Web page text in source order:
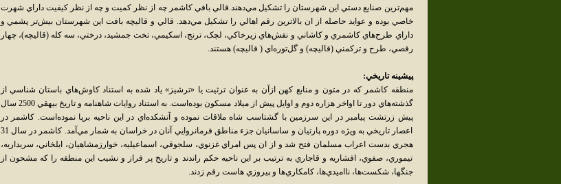
مهم‌ترين صنايع دستي اين شهرستان را تشکيل مي‌دهند.قالي بافي کاشمر چه از نظر کميت و چه از نظر کيفيت داراي شهرت
خاصي بوده و عوايد حاصله از ان بالاترين رقم اهالي را تشکيل مي‌دهد. قالي و قاليچه بافت اين شهرستان بيش‌تر پشمي و
داراي طرح‌هاي کاشمري و کاشاني و نقش‌هاي زيرخاکي، لچک، ترنج، اسکيمي، تخت جمشيد، درختي، سه کله (قاليچه)، چهار
رقصي، طرح و ترکمني (قاليچه) و گل‌توره‌اي ( قاليچه) هستند.
پيشينه تاريخي:
منطقه کاشمر که در متون و منابع کهن ازآن به عنوان ترثيت يا «ترشيز» ياد شده به استناد کاوش‌هاي باستان شناسي از
گذشته‌هاي دور تا اواخر هزاره دوم و اوايل پيش از ميلاد مسکون بوده‌است. به استناد روايات شاهنامه و تاريخ بيهقي 2500 سال
پيش زرتشت پيامبر در اين سرزمين با گشتاسب شاه ملاقات نموده و آتشکده‌اي در اين ناحيه برپا نموده‌است. کاشمر در
اعصار تاريخي به ويژه دوره پارتيان و ساسانيان جزء مناطق فرمانروايي آنان در خراسان به شمار مي‌آمد. کاشمر در سال 31
هجري بدست اعراب مسلمان فتح شد و از ان پس امراي غزنوي، سلجوقي، اسماعيليه، خوارزمشاهيان، ايلخاني، سربداريه،
تيموري، صفوي، افشاريه و قاجاري به ترتيب بر اين ناحيه حکم راندند و تاريخ پر فراز و نشيب اين منطقه را که مشحون از
جنگها، شکست‌ها، نااميدي‌ها، کامکاري‌ها و پيروزي هاست رقم زدند.